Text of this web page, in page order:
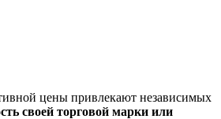
цены привлекают независимых
своей торговой марки или